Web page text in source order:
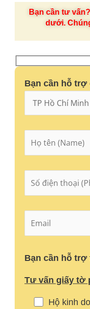
Bạn cần tư
dưới.
Bạn cần hỗ trợ
Bạn cần hỗ
Tư vấn giấy tờ
Hộ kinh